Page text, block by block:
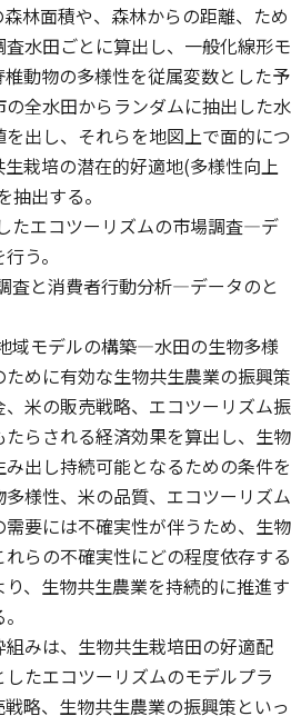
林面積や、森林からの距離、ため
水田ごとに算出し、一般化線形モ
動物の多様性を従属変数とした予
全水田からランダムに抽出した水
出し、それらを地図上で面的につ
栽培の潜在的好適地(多様性向上
出する。
たエコツーリズムの市場調査—デ
う。
査と消費者行動分析—データのと
域モデルの構築—水田の生物多様
めに有効な生物共生農業の振興策
、米の販売戦略、エコツーリズム振
らされる経済効果を算出し、生物
出し持続可能となるための条件を
様性、米の品質、エコツーリズム
要には不確実性が伴うため、生物
らの不確実性にどの程度依存する
、生物共生農業を持続的に推進す
みは、生物共生栽培田の好適配
たエコツーリズムのモデルプラ
略、生物共生農業の振興策といっ